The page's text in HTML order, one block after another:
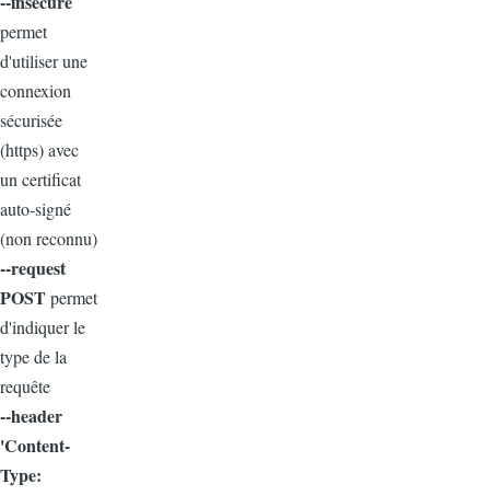
permet
d'utiliser une
connexion
sécurisée
(https) avec
un certificat
auto-signé
(non reconnu)
--request
POSTpermet
d'indiquer le
type de la
requête
--header
'Content-
Type: